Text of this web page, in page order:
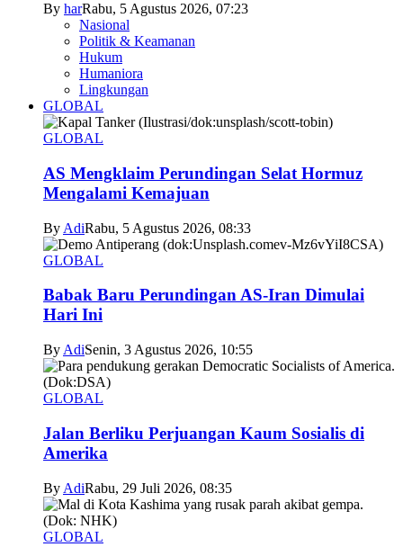
By harRabu, 5 Agustus 2026, 07:23
Nasional
Politik & Keamanan
Hukum
Humaniora
Lingkungan
GLOBAL
GLOBAL
AS Mengklaim Perundingan Selat Hormuz
Mengalami Kemajuan
By AdiRabu, 5 Agustus 2026, 08:33
GLOBAL
Babak Baru Perundingan AS-Iran Dimulai
Hari Ini
By AdiSenin, 3 Agustus 2026, 10:55
GLOBAL
Jalan Berliku Perjuangan Kaum Sosialis di
Amerika
By AdiRabu, 29 Juli 2026, 08:35
GLOBAL